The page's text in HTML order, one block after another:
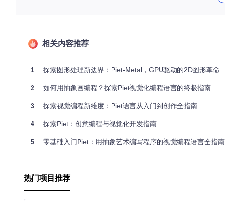
// 启动主程序
// 初始化代码
// 主程序运行代码
main(): 主函数，项目的入口点。
3. 项目的配置文件介绍
相关内容推荐
1 探索图形处理新边界：Piet-Metal，GPU驱动的2D图形革命
2 如何用抽象画编程？探索Piet视觉化编程语言的终极指南
3 探索视觉编程新维度：Piet语言从入门到创作全指南
4 探索Piet：创意编程与视觉化开发指南
5 零基础入门Piet：用抽象艺术编写程序的视觉编程语言全指南
热门项目推荐